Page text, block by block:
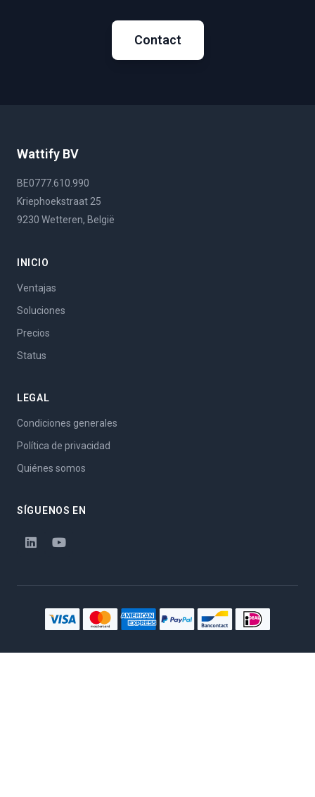
Contact
Wattify BV
BE0777.610.990
Kriephoekstraat 25
9230 Wetteren, België
INICIO
Ventajas
Soluciones
Precios
Status
LEGAL
Condiciones generales
Política de privacidad
Quiénes somos
SÍGUENOS EN